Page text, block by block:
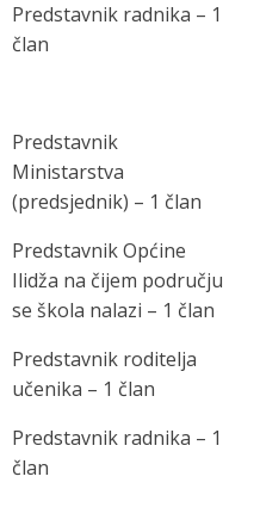
Predstavnik radnika – 1
član
Predstavnik
Ministarstva
(predsjednik) – 1 član
Predstavnik Općine
Ilidža na čijem području
se škola nalazi – 1 član
Predstavnik roditelja
učenika – 1 član
Predstavnik radnika – 1
član